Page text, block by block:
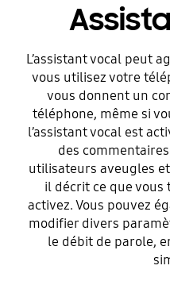
L’assistant vocal peut
vous utilisez votre
vous donnent un
téléphone, même si
l’assistant vocal est
des
utilisateurs aveugles
il décrit ce que vous
activez. Vous pouvez
modifier divers
le débit de parole,